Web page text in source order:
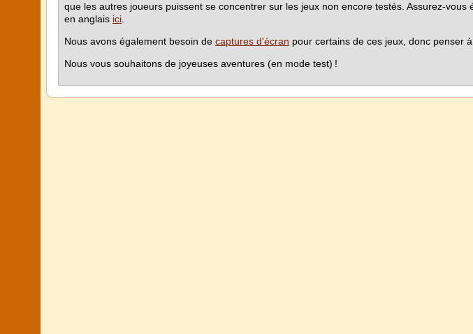
que les autres joueurs puissent se concentrer sur les jeux non encore testés. Assurez-
en anglais ici
Nous avons également besoin de captures d'écran pour certains de ces jeux, donc penser
Nous vous souhaitons de joyeuses aventures (en mode test) !